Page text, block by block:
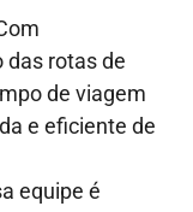
rotas de
de viagem
e eficiente de
equipe é